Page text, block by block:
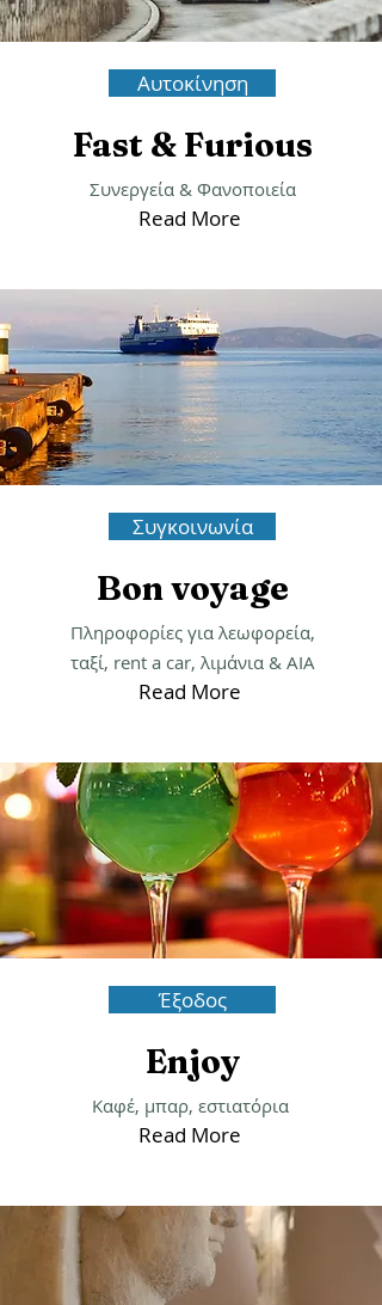
Αυτοκίνηση
Fast & Furious
Συνεργεία & Φανοποιεία
Read More
Συγκοινωνία
Bon voyage
Πληροφορίες για λεωφορεία,
ταξί, rent a car, λιμάνια & ΑΙΑ
Read More
Έξοδος
Enjoy
Καφέ, μπαρ, εστιατόρια
Read More